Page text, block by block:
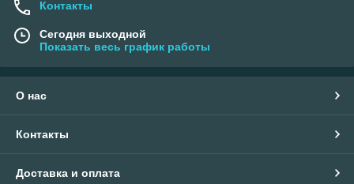
Контакты
Сегодня выходной
Показать весь график работы
О нас
Контакты
Доставка и оплата